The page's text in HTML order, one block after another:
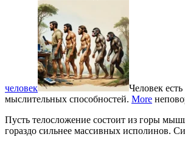
человек
Человек
мыслительных способностей. More
Пусть телосложение состоит из горы
гораздо сильнее массивных исполинов.